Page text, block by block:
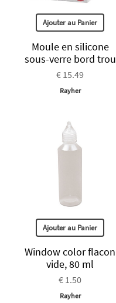
Ajouter au Panier
Moule en silicone
sous-verre bord trou
€ 15.49
Rayher
Ajouter au Panier
Window color flacon
vide, 80 ml
€ 1.50
Rayher